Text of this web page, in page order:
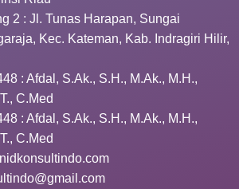
2 : Jl. Tunas Harapan, Sungai
Kec. Kateman, Kab. Indragiri Hilir,
: Afdal, S.Ak., S.H., M.Ak., M.H.,
C.Med
: Afdal, S.Ak., S.H., M.Ak., M.H.,
C.Med